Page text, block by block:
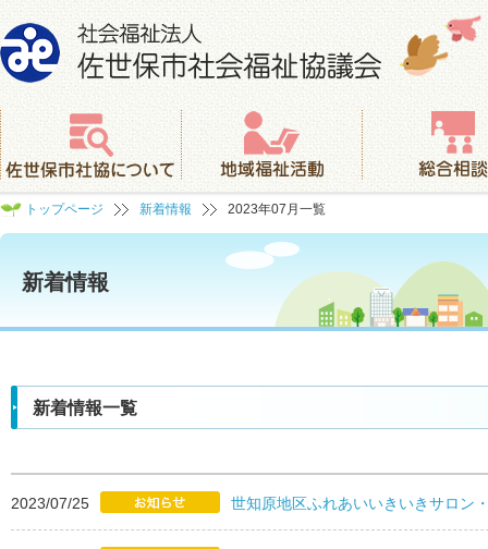
社会福祉法人 佐世保市社会福祉協議会
佐世保市社協について
地域福祉活動
総合相談
トップページ
新着情報 2023年07月一覧
新着情報
新着情報一覧
2023/07/25 世知原地区ふれあいいきいきサロン